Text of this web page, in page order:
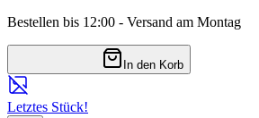
Bestellen bis 12:00 - Versand am Montag
In den Korb
Letztes Stück!